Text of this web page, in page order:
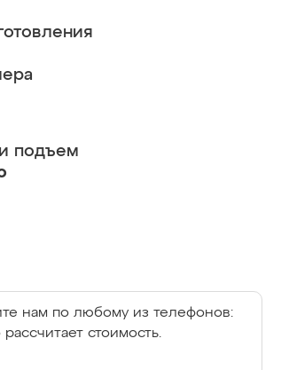
подъем
нам по любому из телефонов:
стоимость.